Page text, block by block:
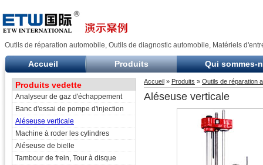
Outils de réparation automobile, Outils de diagnostic automobile, Matériels
Accueil Produits Qui sommes-
Produits vedette
Analyseur de gaz d'échappement
Banc d'essai de pompe d'injection
Aléseuse verticale
Machine à roder les cylindres
Aléseuse de bielle
Tambour de frein, Tour à disque
Accueil » Produits » Outils de réparation
Aléseuse verticale